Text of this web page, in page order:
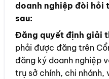
doanh nghiệp đòi hỏi
sau:
Đăng quyết định giải
phải được đăng trên
đăng ký doanh nghiệp
trụ sở chính, chi nhánh,